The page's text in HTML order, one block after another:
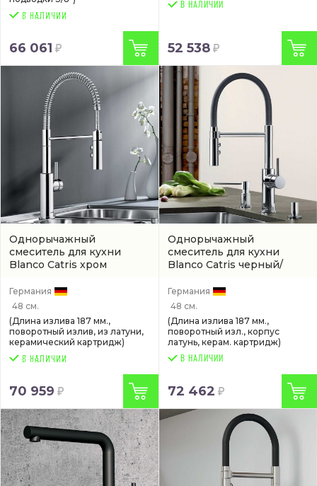
66 061
В НАЛИЧИИ
52 538
Однорычажный
смеситель для кухни
Blanco Catris хром
Германия
48 см.
(Длина излива 187 мм.,
поворотный излив, из латуни,
керамический картридж)
70 959
Однорычажный
смеситель для кухни
Blanco Catris черный/
525791)
Германия
48 см.
(Длина излива 187 мм.,
поворотный изл., корпус
латунь, керам. картридж)
В НАЛИЧИИ
72 462